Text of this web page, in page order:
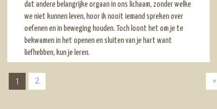
1 2 »
dat andere belangrijke orgaan in ons lichaam, zonder welke
we niet kunnen leven, hoor ik nooit iemand spreken over
oefenen en in beweging houden. Toch loont het om je te
bekwamen in het openen en sluiten van je hart want
liefhebben, kun je leren.